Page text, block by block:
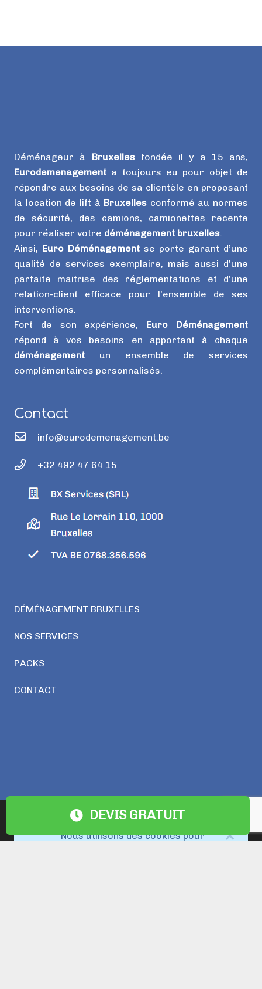
Déménageur à Bruxellesfondée il y a 15 ans,
Eurodemenagement a toujours eu pour objet de
répondre aux besoins de sa clientèle en proposant
la location de lift à Bruxelles conformé au normes
de sécurité, des camions, camionettes recente
pour réaliser votre déménagement bruxelles.
Ainsi, Euro Déménagement se porte garant d’une
qualité de services exemplaire, mais aussi d’une
parfaite maitrise des réglementations et d’une
relation-client efficace pour l’ensemble de ses
interventions.
Fort de son expérience, Euro Déménagement
répond à vos besoins en apportant à chaque
déménagement un ensemble de services
complémentaires personnalisés.
Contact
info@eurodemenagement.be
+32 492 47 64 15
DEVIS GRATUIT
DÉMÉNAGEMENT BRUXELLES
NOS SERVICES
PACKS
CONTACT
Nous utilisons des cookies pour